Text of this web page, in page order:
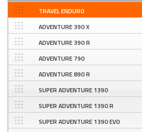
TRAVEL ENDURO
ADVENTURE 390 X
ADVENTURE 390 R
ADVENTURE 790
ADVENTURE 890 R
SUPER ADVENTURE 1390
SUPER ADVENTURE 1390 R
SUPER ADVENTURE 1390 EVO